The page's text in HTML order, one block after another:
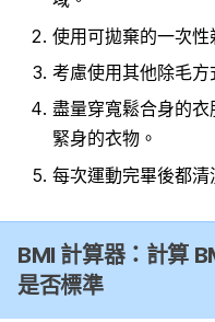
使用可拋棄的一次性
考慮使用其他除毛方
盡量穿寬鬆合身的
緊身的衣物。
每次運動完畢後都清
BMI 計算器：計算
是否標準